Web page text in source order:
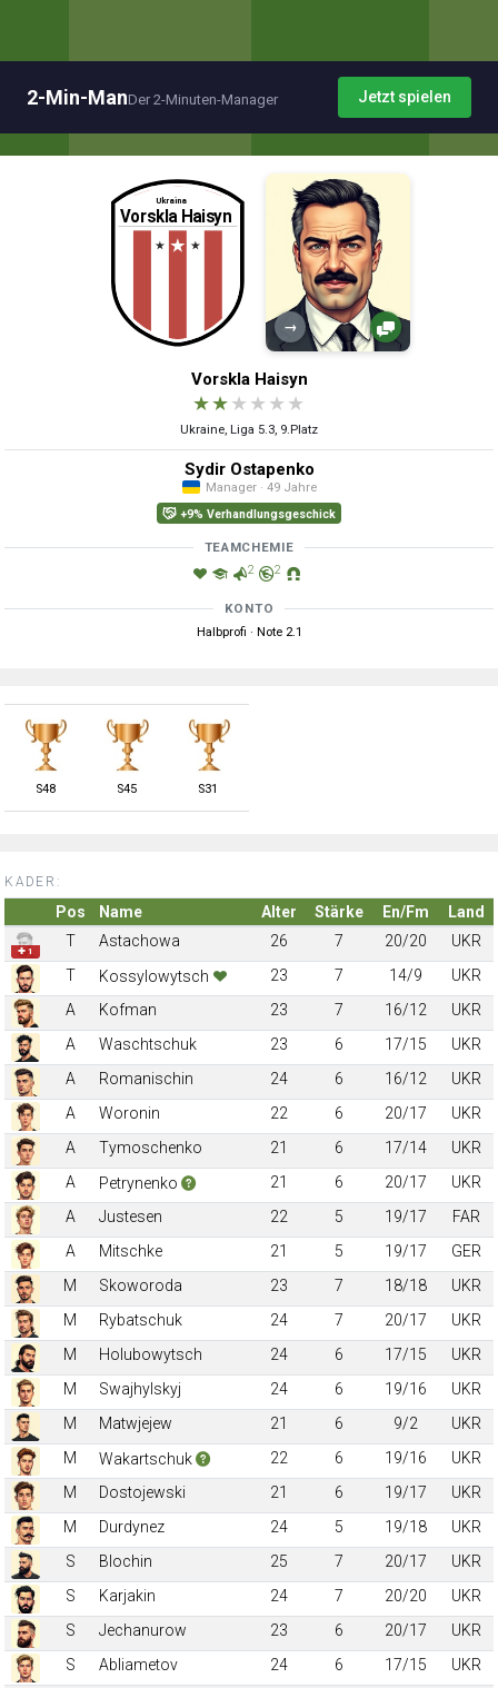
2-Min-ManDer 2-Minuten-Manager Jetzt spielen
→
Vorskla Haisyn
★★★ ★ ★ ★
Ukraine, Liga 5.3, 9.Platz
Sydir Ostapenko
Manager · 49 Jahre
+9% Verhandlungsgeschick
TEAMCHEMIE
2 2
KONTO
Halbprofi · Note 2.1
S48 S45 S31
KADER:
Pos Name Alter Stärke En/Fm Land
✚ 1
T Astachowa 26 7 20/20
UKR
T
Kossylowytsch 23 7 14/9
UKR
A
Kofman 23 7 16/12
UKR
A
Waschtschuk 23 6 17/15
UKR
A
Romanischin 24 6 16/12
UKR
A
Woronin 22 6 20/17
UKR
A
Tymoschenko 21 6 17/14
UKR
A
Petrynenko 21 6 20/17
UKR
A
Justesen 22 5 19/17
FAR
A
Mitschke 21 5 19/17
GER
M
Skoworoda 23 7 18/18
UKR
M
Rybatschuk 24 7 20/17
UKR
M
Holubowytsch 24 6 17/15
UKR
M
Swajhylskyj 24 6 19/16
UKR
M
Matwjejew 21 6 9/2
UKR
M
Wakartschuk 22 6 19/16
UKR
M
Dostojewski 21 6 19/17
UKR
M
Durdynez 24 5 19/18
UKR
S
Blochin 25 7 20/17
UKR
S
Karjakin 24 7 20/20
UKR
S
Jechanurow 23 6 20/17
UKR
S
Abliametov 24 6 17/15 UKR